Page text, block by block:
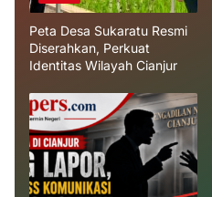
Peta Desa Sukaratu Resmi
Diserahkan, Perkuat
Identitas Wilayah Cianjur